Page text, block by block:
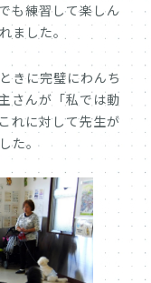
も練習して楽しん
ました。
きに完璧にわんち
さんが「私では動
れに対して先生が
た。